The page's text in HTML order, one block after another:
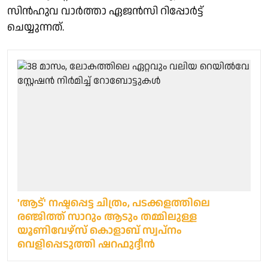
സിൻഹുവ വാർത്താ ഏജൻസി റിപ്പോർട്ട്
ചെയ്യുന്നത്.
'ആട്' നഷ്ടപ്പെട്ട ചിത്രം, പടക്കളത്തിലെ
രഞ്ജിത്ത് സാറും ആടും തമ്മിലുള്ള
യൂണിവേഴ്‌സ് കൊളാബ് സ്വപ്നം
വെളിപ്പെടുത്തി ഷറഫുദ്ദീൻ